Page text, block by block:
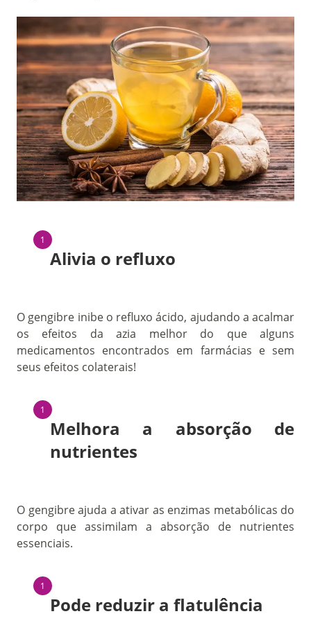
Alivia o refluxo
O gengibre inibe o refluxo ácido, ajudando a acalmar
os efeitos da azia melhor do que alguns
medicamentos encontrados em farmácias e sem
seus efeitos colaterais!
Melhora a absorção de
nutrientes
O gengibre ajuda a ativar as enzimas metabólicas do
corpo que assimilam a absorção de nutrientes
essenciais.
Pode reduzir a flatulência